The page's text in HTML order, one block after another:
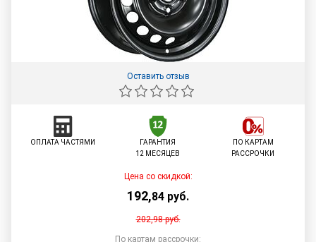
Оставить отзыв
ОПЛАТА ЧАСТЯМИ
ГАРАНТИЯ
12 МЕСЯЦЕВ
ПО КАРТАМ
РАССРОЧКИ
Цена со скидкой:
192,84 руб.
202,98руб.
По картам рассрочки: